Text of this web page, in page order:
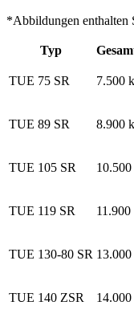
*Abbildungen enthalten
Typ
TUE 75 SR 7.500
TUE 89 SR 8.900
TUE 105 SR
TUE 119 SR
TUE 130-80 SR
TUE 140 ZSR